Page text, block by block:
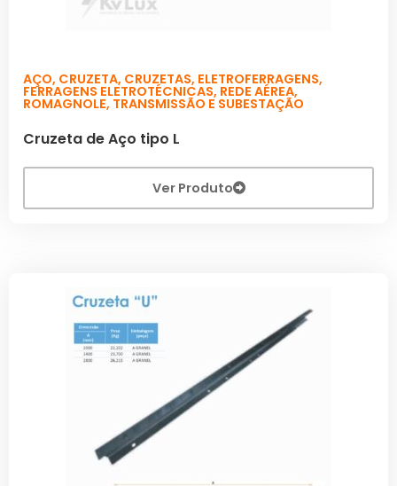
AÇO, CRUZETA, CRUZETAS, ELETROFERRAGENS,
FERRAGENS ELETROTÉCNICAS, REDE AÉREA,
ROMAGNOLE, TRANSMISSÃO E SUBESTAÇÃO
Cruzeta de Aço tipo L
Ver Produto